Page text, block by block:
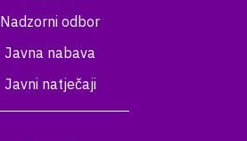
Nadzorni odbor
Javna nabava
Javni natječaji